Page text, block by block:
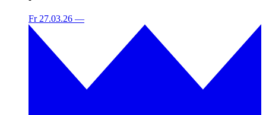
Fr 27.03.26 —